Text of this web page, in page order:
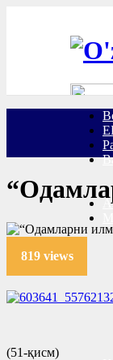
819 views
(51-қисм)